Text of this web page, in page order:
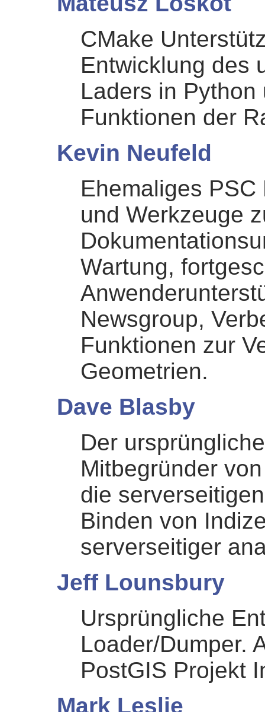
CMake
Entwicklung des
Laders in
Funktionen der
Kevin Neufeld
Ehemaliges
und Werkzeuge
Wartung,
Newsgroup,
Funktionen zur
Geometrien.
Dave Blasby
Der
Mitbegründer
die
Binden von
serverseitiger
Jeff Lounsbury
Ursprüngliche
Loader/Dumper.
PostGIS Projekt
Mark Leslie